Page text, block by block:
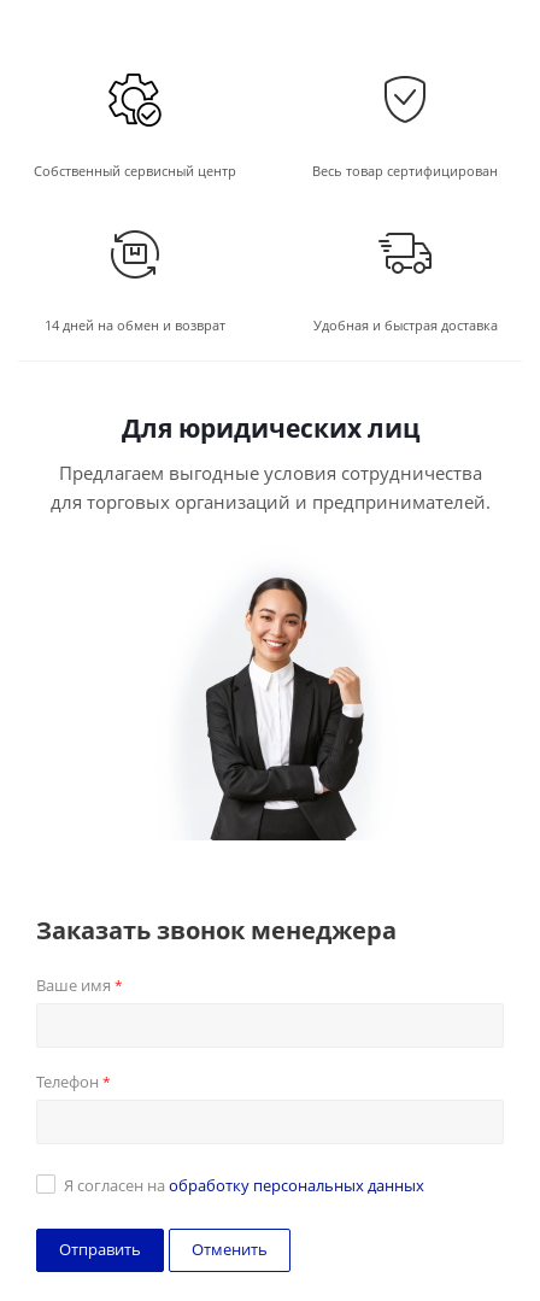
Собственный сервисный центр Весь товар сертифицирован
14 дней на обмен и возврат Удобная и быстрая доставка
Для юридических лиц
Предлагаем выгодные условия сотрудничества
для торговых организаций и предпринимателей.
Заказать звонок менеджера
Ваше имя *
Телефон *
Я согласен на обработку персональных данных
Отменить